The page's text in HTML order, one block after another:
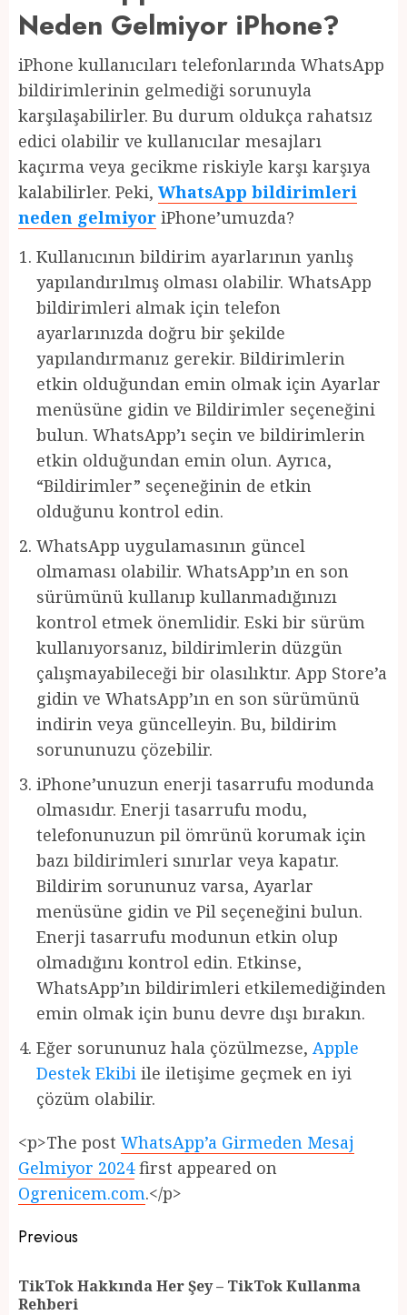
Neden Gelmiyor iPhone?
iPhone kullanıcıları telefonlarında WhatsApp
bildirimlerinin gelmediği sorunuyla
karşılaşabilirler. Bu durum oldukça rahatsız
edici olabilir ve kullanıcılar mesajları
kaçırma veya gecikme riskiyle karşı karşıya
kalabilirler. Peki, WhatsApp bildirimleri
neden gelmiyor iPhone’umuzda?
Kullanıcının bildirim ayarlarının yanlış
yapılandırılmış olması olabilir. WhatsApp
bildirimleri almak için telefon
ayarlarınızda doğru bir şekilde
yapılandırmanız gerekir. Bildirimlerin
etkin olduğundan emin olmak için Ayarlar
menüsüne gidin ve Bildirimler seçeneğini
bulun. WhatsApp’ı seçin ve bildirimlerin
etkin olduğundan emin olun. Ayrıca,
“Bildirimler” seçeneğinin de etkin
olduğunu kontrol edin.
WhatsApp uygulamasının güncel
olmaması olabilir. WhatsApp’ın en son
sürümünü kullanıp kullanmadığınızı
kontrol etmek önemlidir. Eski bir sürüm
kullanıyorsanız, bildirimlerin düzgün
çalışmayabileceği bir olasılıktır. App Store’a
gidin ve WhatsApp’ın en son sürümünü
indirin veya güncelleyin. Bu, bildirim
sorununuzu çözebilir.
iPhone’unuzun enerji tasarrufu modunda
olmasıdır. Enerji tasarrufu modu,
telefonunuzun pil ömrünü korumak için
bazı bildirimleri sınırlar veya kapatır.
Bildirim sorununuz varsa, Ayarlar
menüsüne gidin ve Pil seçeneğini bulun.
Enerji tasarrufu modunun etkin olup
olmadığını kontrol edin. Etkinse,
WhatsApp’ın bildirimleri etkilemediğinden
emin olmak için bunu devre dışı bırakın.
Eğer sorununuz hala çözülmezse, Apple
Destek Ekibi ile iletişime geçmek en iyi
çözüm olabilir.
<p>The post WhatsApp’a Girmeden Mesaj
Gelmiyor 2024first appeared on
Ogrenicem.com.</p>
Post
navigation
Previous
TikTok Hakkında Her Şey – TikTok Kullanma
Rehberi